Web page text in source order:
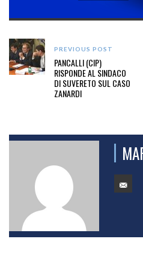
PREVIOUS POST
PANCALLI (CIP)
RISPONDE AL SINDACO
DI SUVERETO SUL CASO
ZANARDI